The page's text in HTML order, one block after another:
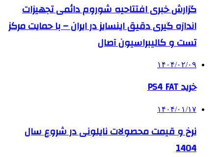
گزارش خبری افتتاحیه شوروم دائمی تجهیزات
اندازه گیری دقیق اینسایز در ایران – با حمایت مرکز
تست و کالیبراسیون آصال
۱۴۰۴/۰۲/۰۹
خرید PS4 FAT
۱۴۰۴/۰۱/۱۷
نرخ و قیمت محصولات نایلونی در شروع سال
1404